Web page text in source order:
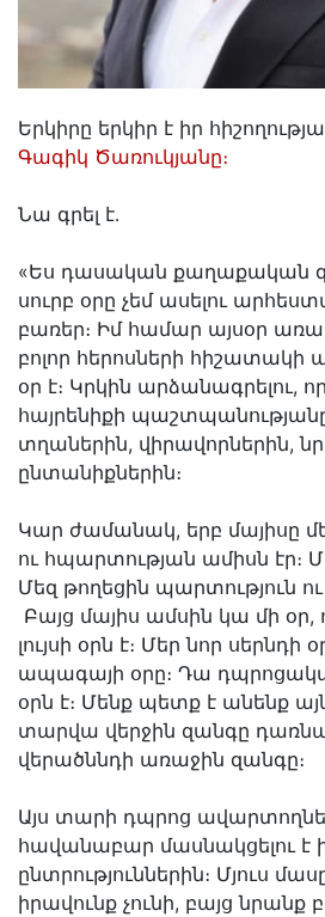
Երկիրը երկիր է իր
Գագիկ Ծառուկյանը։
Նա գրել է․
«Ես դասական քաղաքական
սուրբ օրը չեմ ասելու
բառեր։ Իմ համար այսօր
բոլոր հերոսների հիշատակի
օր է։ Կրկին արձանագրելու,
հայրենիքի
տղաներին, վիրավորներին,
ընտանիքներին։
Կար ժամանակ, երբ մայիսը
ու հպարտության ամիսն էր։
Մեզ թողեցին պարտություն ու
Բայց մայիս ամսին կա մի օր,
լույսի օրն է։ Մեր նոր սերնդի
ապագայի օրը։ Դա
օրն է։ Մենք պետք է անենք
տարվա վերջին զանգը
վերածննդի առաջին զանգը։
Այս տարի դպրոց
հավանաբար մասնակցելու է
ընտրություններին։ Մյուս
իրավունք չունի, բայց նրանք